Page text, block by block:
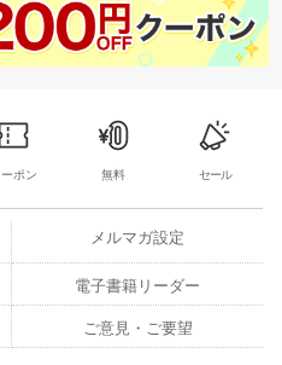
ーポン 無料 セール
メルマガ設定
電子書籍リーダー
ご意見・ご要望